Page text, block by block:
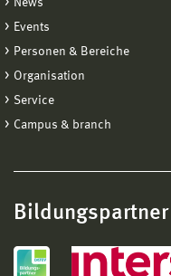
Events
Personen & Bereiche
Organisation
Service
Campus & branch
Bildungspartner